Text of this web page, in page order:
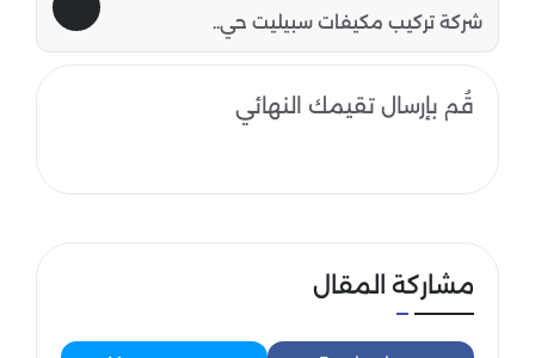
شركة تركيب مكيفات سبيليت حي..
قُم بإرسال تقيمك النهائي
مشاركة المقال